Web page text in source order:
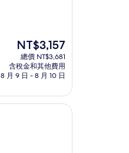
現
在
價
格
NT$3,157
NT$3,157
總價 NT$3,681
含稅金和其他費用
8 月 9 日 - 8 月 10 日